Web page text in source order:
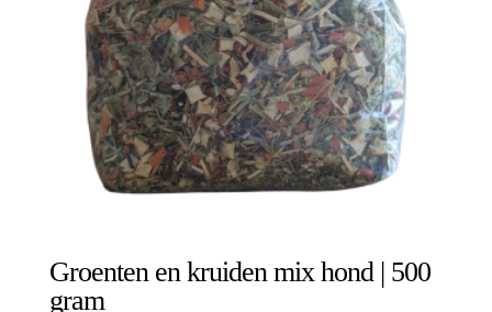
Groenten en kruiden mix hond | 500
gram